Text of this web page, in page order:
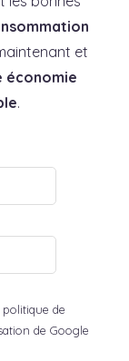
et
économie
.
politique de
de Google